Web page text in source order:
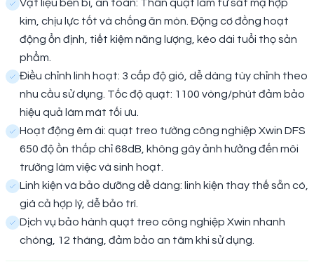
Vật liệu bền bỉ, an toàn: Thân quạt làm từ sắt mạ hợp
kim, chịu lực tốt và chống ăn mòn. Động cơ đồng hoạt
động ổn định, tiết kiệm năng lượng, kéo dài tuổi thọ sản
phẩm.
Điều chỉnh linh hoạt: 3 cấp độ gió, dễ dàng tùy chỉnh theo
nhu cầu sử dụng. Tốc độ quạt: 1100 vòng/phút đảm bảo
hiệu quả làm mát tối ưu.
Hoạt động êm ái: quạt treo tường công nghiệp Xwin DFS
650 độ ồn thấp chỉ 68dB, không gây ảnh hưởng đến môi
trường làm việc và sinh hoạt.
Linh kiện và bảo dưỡng dễ dàng: linh kiện thay thế sẵn có,
giá cả hợp lý, dễ bảo trì.
Dịch vụ bảo hành quạt treo công nghiệp Xwin nhanh
chóng, 12 tháng, đảm bảo an tâm khi sử dụng.